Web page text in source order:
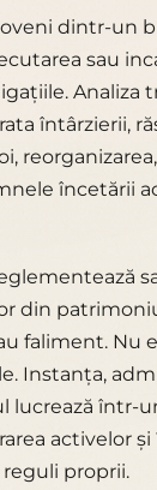
dintr-un
sau
Analiza
întârzierii,
încetării
din
faliment. Nu
Instanța,
lucrează într-
activelor
proprii.